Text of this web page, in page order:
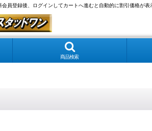
員登録後、ログインしてカートへ進むと自動的に割引価格が表
商品検索